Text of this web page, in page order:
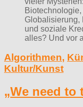
Globalisierung,
und soziale
alles? Und vor
Algorithmen,
Kultur/Kunst
„We need to